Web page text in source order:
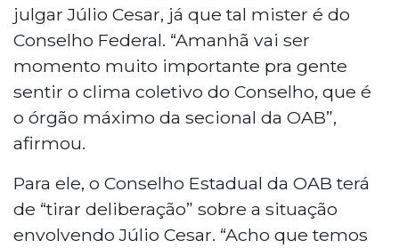
julgar Júlio Cesar, já que tal mister é do
Conselho Federal. “Amanhã vai ser
momento muito importante pra gente
sentir o clima coletivo do Conselho, que é
o órgão máximo da secional da OAB”,
afirmou.
Para ele, o Conselho Estadual da OAB terá
de “tirar deliberação” sobre a situação
envolvendo Júlio Cesar. “Acho que temos